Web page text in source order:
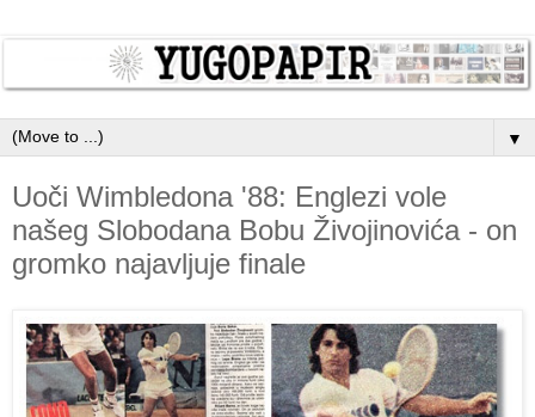
▼
Uoči Wimbledona '88: Englezi vole
našeg Slobodana Bobu Živojinovića - on
gromko najavljuje finale